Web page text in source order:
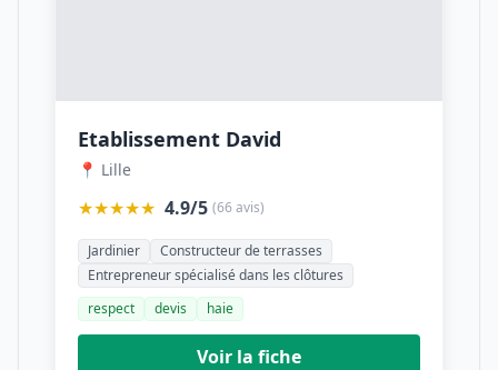
Etablissement David
📍 Lille
★★★★★ 4.9/5 (66 avis)
Jardinier
Constructeur de terrasses
Entrepreneur spécialisé dans les clôtures
respect
devis haie
Voir la fiche